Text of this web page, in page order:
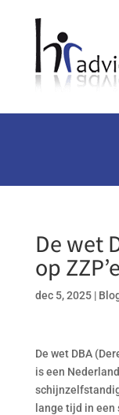
De wet
op
dec 5, 2025|
De wet DBA
is een
lange tijd in